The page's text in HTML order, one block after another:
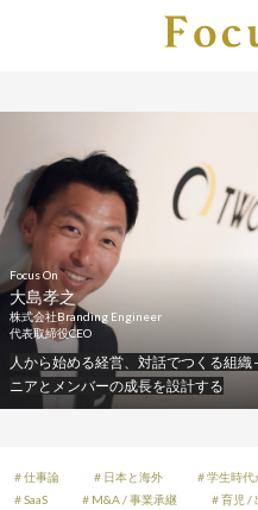
Focus On
大島孝之
株式会社Branding Engineer
代表取締役CEO
人から始める経営、対話でつくる組織
ニアとメンバーの成長を設計する
＃仕事論 ＃日本と海外 ＃学生時
＃SaaS
＃M&A / 事業承継 ＃育児 /